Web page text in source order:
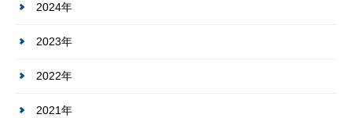
2024年
2023年
2022年
2021年